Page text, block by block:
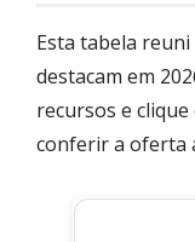
Esta tabela reuni
destacam em
recursos e
conferir a oferta